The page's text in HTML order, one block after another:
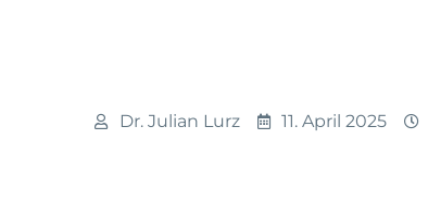
Dr. Julian Lurz 11. April 2025